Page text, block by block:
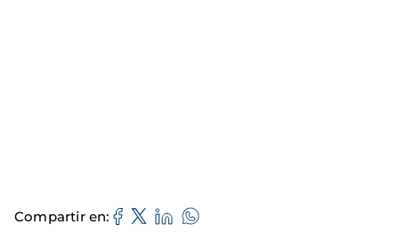
Compartir en